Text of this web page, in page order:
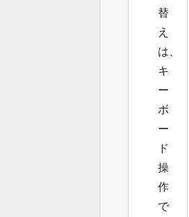
替
え
は、
キ
ー
ボ
ー
ド
操
作
で